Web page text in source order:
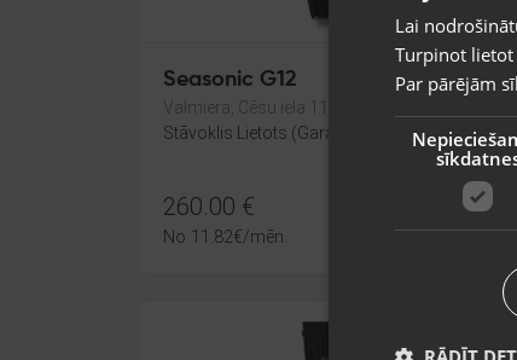
Seasonic G12
Valmiera, Cēsu iela 11
Stāvoklis Lietots (Garantija 6 mēneši)
260.00 €
No 11.82€/mēn.
Lai
Turpinot lietot
Par pārējām